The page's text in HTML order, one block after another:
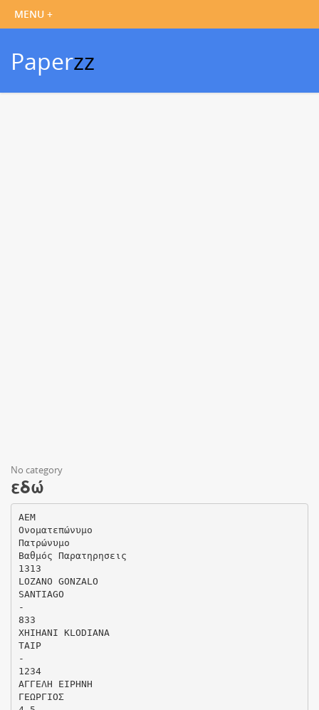
Paperzz
No category
εδώ
ΑΕΜ
Ονοµατεπώνυµο
Πατρώνυµο
Βαθµός Παρατηρησεις
1313
LOZANO GONZALO
SANTIAGO
-
833
XHIHANI KLODIANA
TAIP
-
1234
ΑΓΓΕΛΗ ΕΙΡΗΝΗ
ΓΕΩΡΓΙΟΣ